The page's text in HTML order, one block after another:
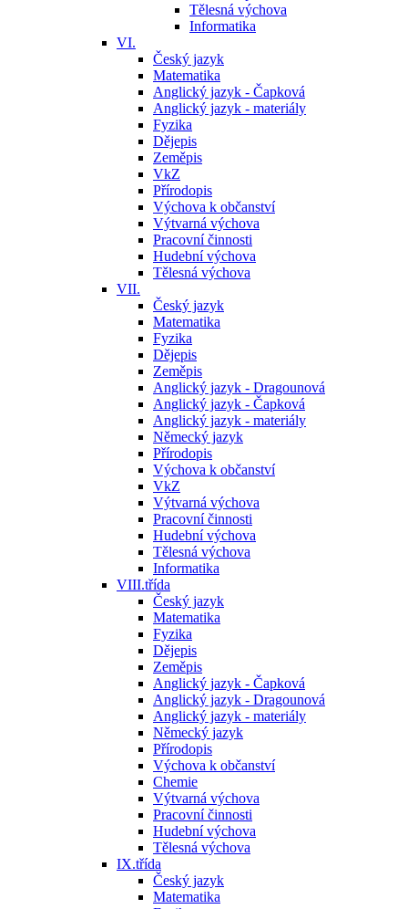
Tělesná výchova
Informatika
VI.
Český jazyk
Matematika
Anglický jazyk - Čapková
Anglický jazyk - materiály
Fyzika
Dějepis
Zeměpis
VkZ
Přírodopis
Výchova k občanství
Výtvarná výchova
Pracovní činnosti
Hudební výchova
Tělesná výchova
VII.
Český jazyk
Matematika
Fyzika
Dějepis
Zeměpis
Anglický jazyk - Dragounová
Anglický jazyk - Čapková
Anglický jazyk - materiály
Německý jazyk
Přírodopis
Výchova k občanství
VkZ
Výtvarná výchova
Pracovní činnosti
Hudební výchova
Tělesná výchova
Informatika
VIII.třída
Český jazyk
Matematika
Fyzika
Dějepis
Zeměpis
Anglický jazyk - Čapková
Anglický jazyk - Dragounová
Anglický jazyk - materiály
Německý jazyk
Přírodopis
Výchova k občanství
Chemie
Výtvarná výchova
Pracovní činnosti
Hudební výchova
Tělesná výchova
IX.třída
Český jazyk
Matematika